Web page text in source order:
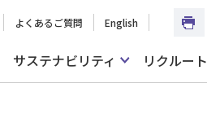
よくあるご質問 English
サステナビリティ リクルート